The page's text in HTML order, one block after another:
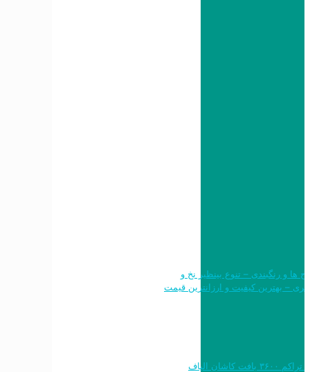
طرح ها و رنگبندی – تنوع بینظیر نخ و
خرید به قیمت فرش ماشینی ۱۲۰۰ شانه تراکم ۳۶۰۰ بافت کاشان الیاف